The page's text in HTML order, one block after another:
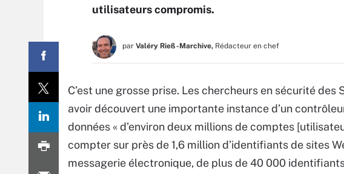
utilisateurs compromis.
par Valéry Rieß-Marchive, Rédacteur en chef
C’est une grosse prise. Les chercheurs en sécurité
avoir découvert une importante instance d’un
données « d’environ deux millions de comptes
compter sur près de 1,6 million d’identifiants de sites
messagerie électronique, de plus de 40 000